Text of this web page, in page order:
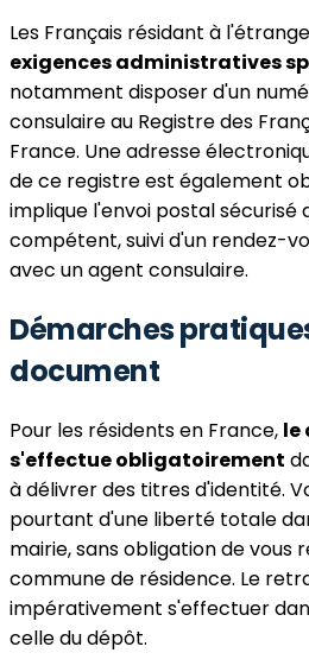
Les Français résidant à
exigences administratives
notamment disposer d'un
consulaire au Registre des
France. Une adresse
de ce registre est également
implique l'envoi postal sécurisé
compétent, suivi d'un rendez-
avec un agent consulaire.
Démarches
document
Pour les résidents en France, le
s'effectue obligatoirement
à délivrer des titres d'identité.
pourtant d'une liberté totale
mairie, sans obligation de vous
commune de résidence. Le
impérativement s'effectuer
celle du dépôt.